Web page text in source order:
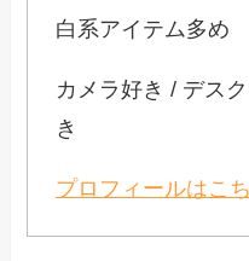
白系アイテム多め
カメラ好き / デス
き
プロフィールはこ